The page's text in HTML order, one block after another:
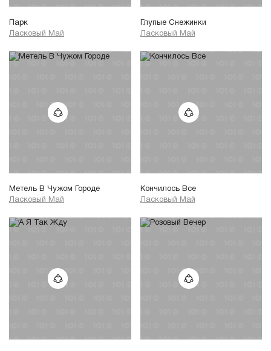
Парк
Ласковый Май
Глупые Снежинки
Ласковый Май
Метель В Чужом Городе
Ласковый Май
Кончилось Все
Ласковый Май